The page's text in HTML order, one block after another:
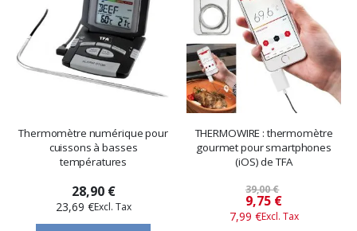
Thermomètre numérique pour
cuissons à basses
températures
28,90 €
23,69 €
THERMOWIRE : thermomètre
gourmet pour smartphones
(iOS) de TFA
39,00 €
Prix
spécial
9,75 €
7,99 €